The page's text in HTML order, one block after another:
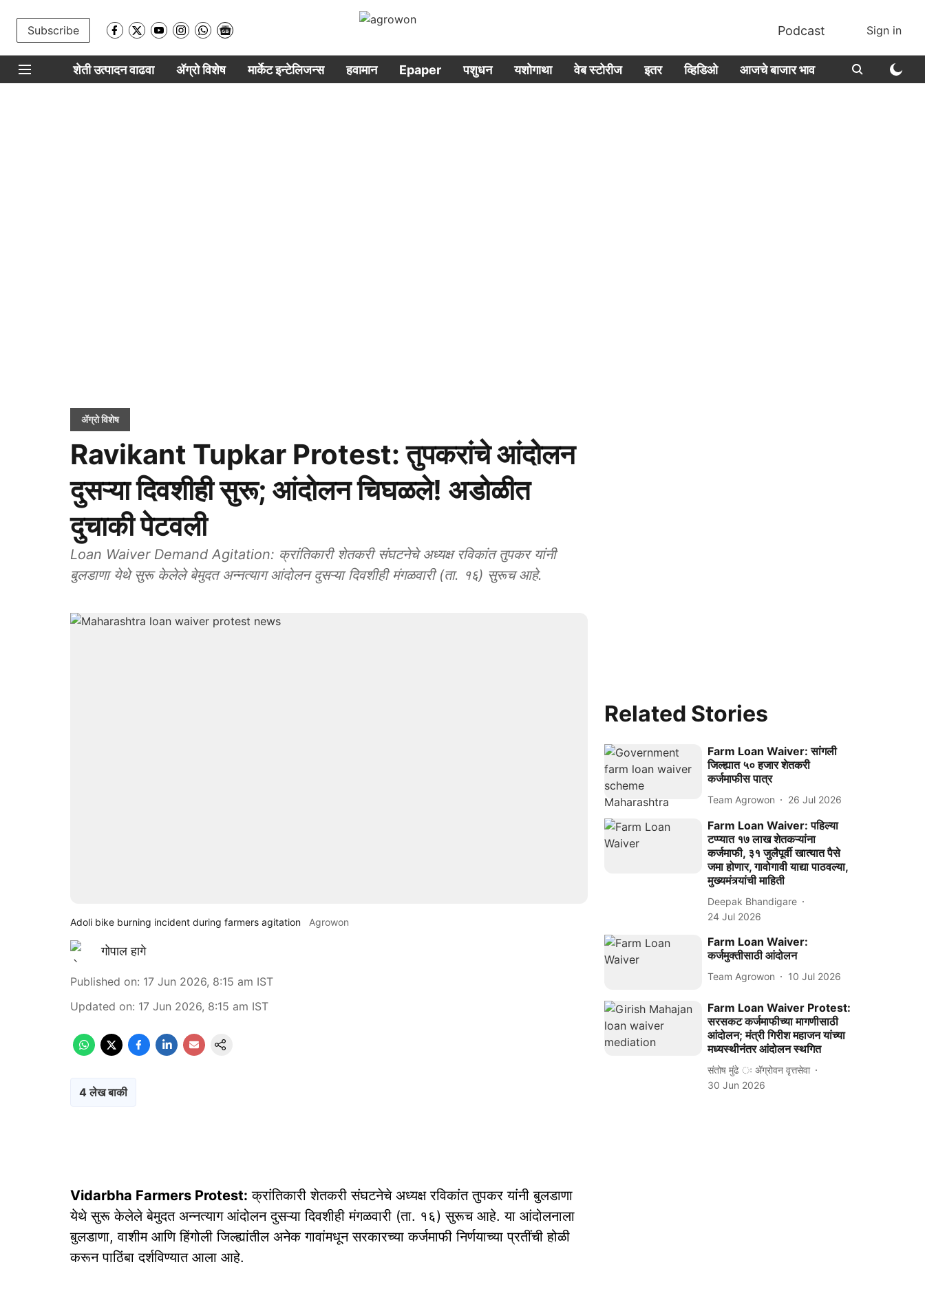
Subscribe Podcast Sign in
शेती उत्पादन वाढवा ॲग्रो विशेष मार्केट इन्टेलिजन्स हवामान Epaper पशुधन यशोगाथा वेब स्टोरीज इतर व्हिडिओ आजचे बाजार भाव
ॲग्रो विशेष
Ravikant Tupkar Protest: तुपकरांचे आंदोलन
दुसऱ्या दिवशीही सुरू; आंदोलन चिघळले! अडोळीत
दुचाकी पेटवली
Loan Waiver Demand Agitation: क्रांतिकारी शेतकरी संघटनेचे अध्यक्ष रविकांत तुपकर यांनी
बुलडाणा येथे सुरू केलेले बेमुदत अन्नत्याग आंदोलन दुसऱ्या दिवशीही मंगळवारी (ता. १६) सुरूच आहे.
Adoli bike burning incident during farmers agitation Agrowon
गोपाल हागे
Published on: 17 Jun 2026, 8:15 am IST
Updated on: 17 Jun 2026, 8:15 am IST
4 लेख बाकी
Vidarbha Farmers Protest: क्रांतिकारी शेतकरी संघटनेचे अध्यक्ष रविकांत तुपकर यांनी बुलडाणा
येथे सुरू केलेले बेमुदत अन्नत्याग आंदोलन दुसऱ्या दिवशीही मंगळवारी (ता. १६) सुरूच आहे. या आंदोलनाला
बुलडाणा, वाशीम आणि हिंगोली जिल्ह्यांतील अनेक गावांमधून सरकारच्या कर्जमाफी निर्णयाच्या प्रतींची होळी
करून पाठिंबा दर्शविण्यात आला आहे.
Related Stories
Farm Loan Waiver: सांगली
जिल्ह्यात ५० हजार शेतकरी
कर्जमाफीस पात्र
Team Agrowon 26 Jul 2026
Farm Loan Waiver: पहिल्या
टप्प्यात १७ लाख शेतकऱ्यांना
कर्जमाफी, ३१ जुलैपूर्वी खात्यात पैसे
जमा होणार, गावोगावी याद्या पाठवल्या,
मुख्यमंत्र्यांची माहिती
Deepak Bhandigare
24 Jul 2026
Farm Loan Waiver:
कर्जमुक्तीसाठी आंदोलन
Team Agrowon 10 Jul 2026
Farm Loan Waiver Protest:
सरसकट कर्जमाफीच्या मागणीसाठी
आंदोलन; मंत्री गिरीश महाजन यांच्या
मध्यस्थीनंतर आंदोलन स्थगित
संतोष मुंढे ः ॲग्रोवन वृत्तसेवा
30 Jun 2026